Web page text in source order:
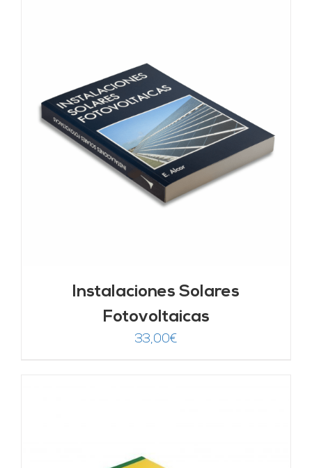
Instalaciones Solares
Fotovoltaicas
33,00€